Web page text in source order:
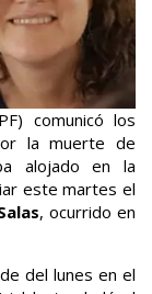
comunicó los
la muerte de
alojado en la
este martes el
, ocurrido en
del lunes en el